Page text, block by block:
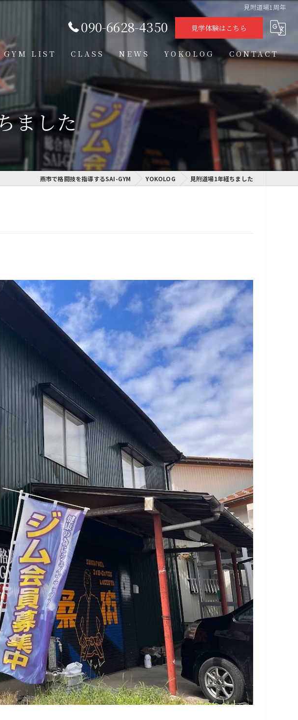
見附道場1周年
090-6628-4350 見学体験はこちら
GYM LIST
燕道場
見附道場
CLASS
タイムテーブル
スケジュール
格闘技クラス
学習クラス
通信制高校学習センター
NEWS YOKOLOG CONTACT
ました
燕市で格闘技を指導するSAI-GYM YOKOLOG 見附道場1年経ちました